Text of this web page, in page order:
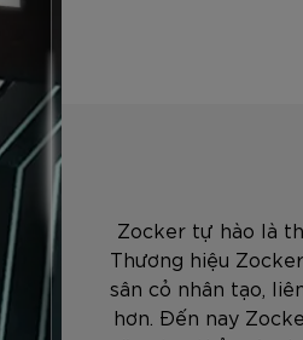
Zocker tự hào là
Thương hiệu
sân cỏ nhân tạo,
hơn. Đến nay